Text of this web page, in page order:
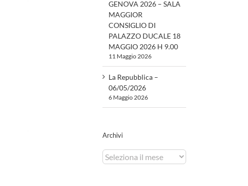
GENOVA 2026 – SALA
MAGGIOR
CONSIGLIO DI
PALAZZO DUCALE 18
MAGGIO 2026 H 9.00
11 Maggio 2026
La Repubblica –
06/05/2026
6 Maggio 2026
Archivi
Archivi